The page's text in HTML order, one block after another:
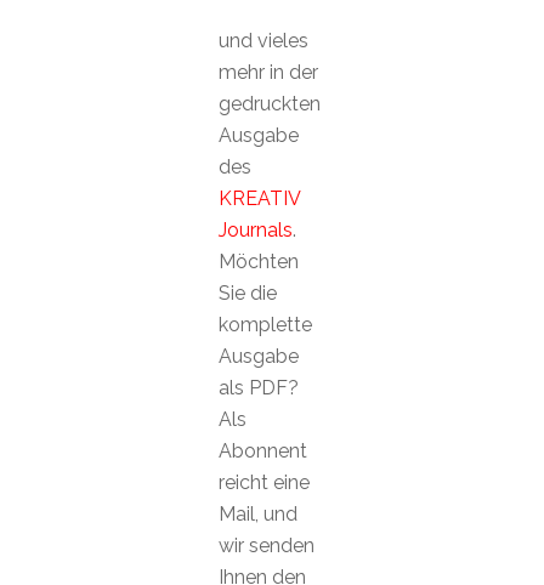
und vieles
mehr in der
gedruckten
Ausgabe
des
KREATIV
Journals.
Möchten
Sie die
komplette
Ausgabe
als PDF?
Als
Abonnent
reicht eine
Mail, und
wir senden
Ihnen den